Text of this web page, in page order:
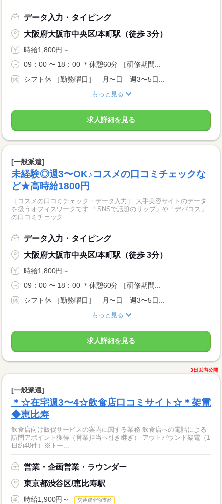
データ入力・タイピング
大阪府大阪市中央区/本町駅（徒歩 3分）
時給1,800円～
09：00 〜 18：00 ＊休憩60分 ［研修期間...
シフト休 ［勤務曜日］ 月〜日 週3〜5日...
もっと見る
求人詳細を見る
[一般派遣]
未経験◎週3〜OK♪コスメの口コミチェックな
ど★高時給1800円
［コスメの口コミチェック・データ入力］ 大手美容サイトのデータ
を扱うオフィスワークです 「SNSで話題のリップ」や「デパコス」
の口コミチェック ...
データ入力・タイピング
大阪府大阪市中央区/本町駅（徒歩 3分）
時給1,800円～
09：00 〜 18：00 ＊休憩60分 ［研修期間...
シフト休 ［勤務曜日］ 月〜日 週3〜5日...
もっと見る
求人詳細を見る
3日以内公開
[一般派遣]
＊☆在宅週3〜4☆飲食店口コミサイト☆＊架電
◆恵比寿
飲食店向け販促サービスの案内に関する業務 飲食店への電話による
訪問アポイント獲得（営業担当へ引き継ぎ） アウトバウンド架電（1
日約40件）※トー...
営業・企画営業・ラウンダー
東京都渋谷区/恵比寿駅
時給1,900円～ 交通費全額支給